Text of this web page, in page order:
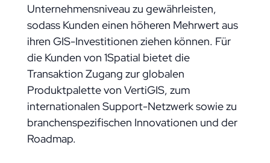
Unternehmensniveau zu gewährleisten,
sodass Kunden einen höheren Mehrwert aus
ihren GIS-Investitionen ziehen können. Für
die Kunden von 1Spatial bietet die
Transaktion Zugang zur globalen
Produktpalette von VertiGIS, zum
internationalen Support-Netzwerk sowie zu
branchenspezifischen Innovationen und der
Roadmap.